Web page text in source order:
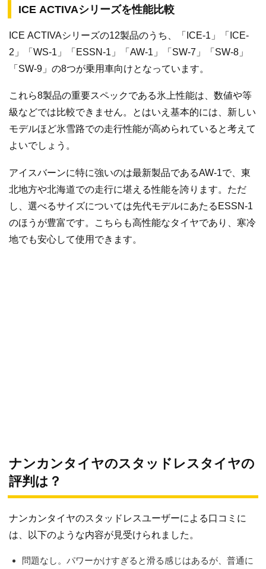
ICE ACTIVAシリーズを性能比較
ICE ACTIVAシリーズの12製品のうち、「ICE-1」「ICE-
2」「WS-1」「ESSN-1」「AW-1」「SW-7」「SW-8」
「SW-9」の8つが乗用車向けとなっています。
これら8製品の重要スペックである氷上性能は、数値や等
級などでは比較できません。とはいえ基本的には、新しい
モデルほど氷雪路での走行性能が高められていると考えて
よいでしょう。
アイスバーンに特に強いのは最新製品であるAW-1で、東
北地方や北海道での走行に堪える性能を誇ります。ただ
し、選べるサイズについては先代モデルにあたるESSN-1
のほうが豊富です。こちらも高性能なタイヤであり、寒冷
地でも安心して使用できます。
ナンカンタイヤのスタッドレスタイヤの
評判は？
ナンカンタイヤのスタッドレスユーザーによる口コミに
は、以下のような内容が見受けられました。
問題なし。パワーかけすぎると滑る感じはあるが、普通に